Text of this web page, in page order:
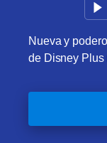
Nueva y
de Disney Plus